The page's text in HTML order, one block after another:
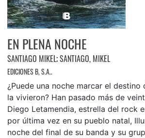
EN PLENA NOCHE
SANTIAGO MIKEL;SANTIAGO, MIKEL
EDICIONES B, S.A..
¿Puede una noche marcar el
la vivieron? Han pasado más de
Diego Letamendia, estrella del rock
por última vez en su pueblo natal,
noche del final de su banda y su